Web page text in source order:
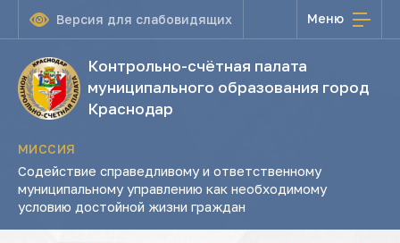
Версия для слабовидящих Меню
Контрольно-счётная палата
муниципального образования город
Краснодар
МИССИЯ
Содействие справедливому и ответственному
муниципальному управлению как необходимому
условию достойной жизни граждан